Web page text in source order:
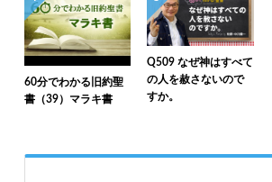
60分でわかる旧約聖
書（39）マラキ書
Q509 なぜ神はすべて
の人を赦さないので
すか。